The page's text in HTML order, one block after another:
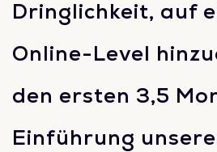
Dringlichkeit, auf
Online-Level
den ersten 3,5
Einführung